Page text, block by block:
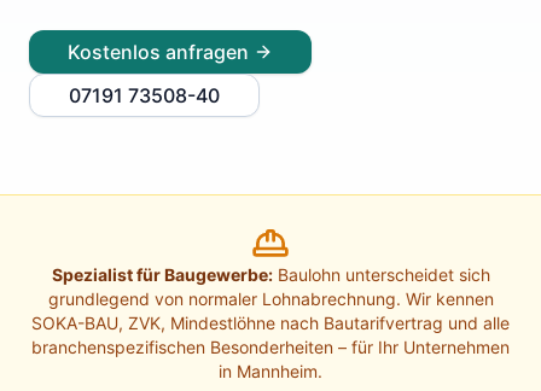
Kostenlos anfragen
07191 73508-40
Spezialist für Baugewerbe:Baulohn unterscheidet sich
grundlegend von normaler Lohnabrechnung. Wir kennen
SOKA-BAU, ZVK, Mindestlöhne nach Bautarifvertrag und alle
branchenspezifischen Besonderheiten – für Ihr Unternehmen
in Mannheim.
Lohnabrechnung Konstanz
Lohnabrechnung Ludwigsburg
Lohnabrechnung Esslingen am Neckar
Finanzbuchhaltung Backnang
Finanzbuchhaltung Mannheim
Finanzbuchhaltung Heidelberg
Finanzbuchhaltung Ulm
Baulohnabrechnung Backnang
Baulohnabrechnung Stuttgart